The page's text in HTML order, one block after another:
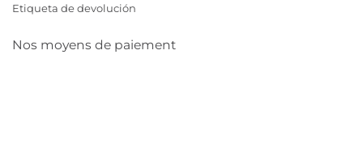
Etiqueta de devolución
Nos moyens de paiement